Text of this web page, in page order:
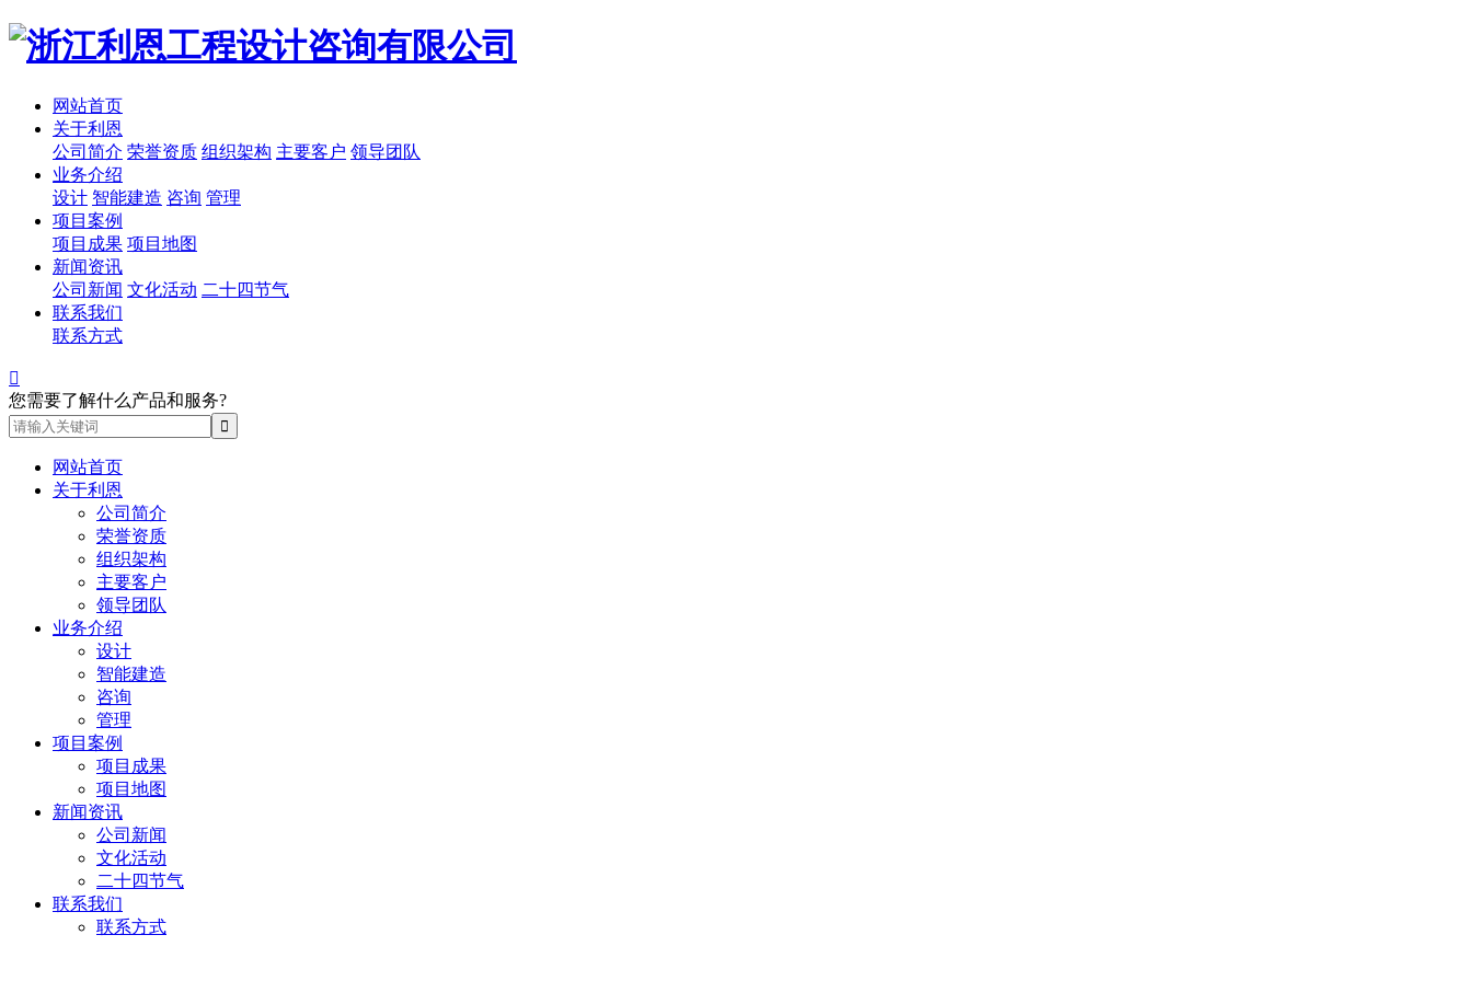
网站首页
关于利恩
公司简介 荣誉资质 组织架构 主要客户 领导团队
业务介绍
设计 智能建造 咨询 管理
项目案例
项目成果 项目地图
新闻资讯
公司新闻 文化活动 二十四节气
联系我们
联系方式

您需要了解什么产品和服务?
网站首页
关于利恩
公司简介
荣誉资质
组织架构
主要客户
领导团队
业务介绍
设计
智能建造
咨询
管理
项目案例
项目成果
项目地图
新闻资讯
公司新闻
文化活动
二十四节气
联系我们
联系方式